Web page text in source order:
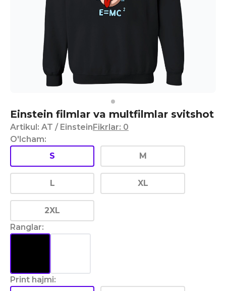
Einstein filmlar va multfilmlar svitshot
Artikul: AT / EinsteinFikrlar: 0
O'lcham:
S
M
L XL
2XL
Ranglar:
Print hajmi: